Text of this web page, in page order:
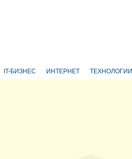
IT-БИЗНЕС ИНТЕРНЕТ ТЕХНОЛОГИИ